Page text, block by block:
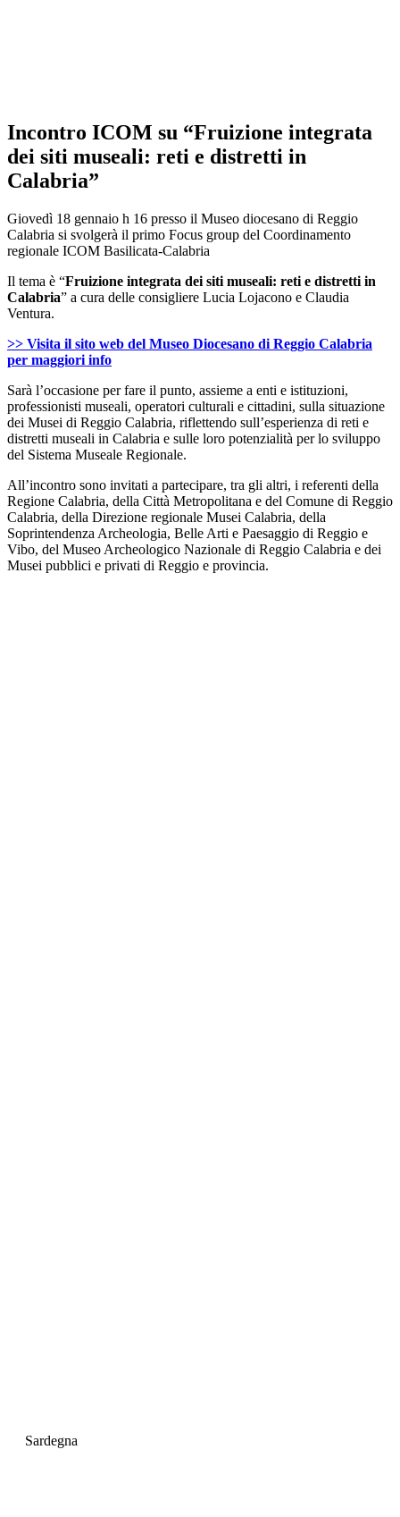
Incontro ICOM su “Fruizione integrata
dei siti museali: reti e distretti in
Calabria”
Giovedì 18 gennaio h 16 presso il Museo diocesano di Reggio
Calabria si svolgerà il primo Focus group del Coordinamento
regionale ICOM Basilicata-Calabria
Il tema è “Fruizione integrata dei siti museali: reti e distretti in
Calabria” a cura delle consigliere Lucia Lojacono e Claudia
Ventura.
>> Visita il sito web del Museo Diocesano di Reggio Calabria
per maggiori info
Sarà l’occasione per fare il punto, assieme a enti e istituzioni,
professionisti museali, operatori culturali e cittadini, sulla situazione
dei Musei di Reggio Calabria, riflettendo sull’esperienza di reti e
distretti museali in Calabria e sulle loro potenzialità per lo sviluppo
del Sistema Museale Regionale.
All’incontro sono invitati a partecipare, tra gli altri, i referenti della
Regione Calabria, della Città Metropolitana e del Comune di Reggio
Calabria, della Direzione regionale Musei Calabria, della
Soprintendenza Archeologia, Belle Arti e Paesaggio di Reggio e
Vibo, del Museo Archeologico Nazionale di Reggio Calabria e dei
Musei pubblici e privati di Reggio e provincia.
Sardegna